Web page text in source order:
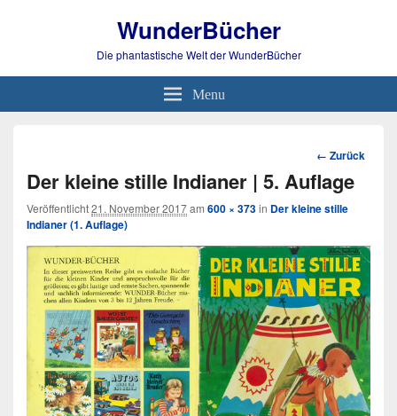
WunderBücher
Die phantastische Welt der WunderBücher
Menu
Bild-
Navigation
← Zurück
Der kleine stille Indianer | 5. Auflage
Veröffentlicht21. November 2017am 600 × 373in Der kleine stille
Indianer (1. Auflage)